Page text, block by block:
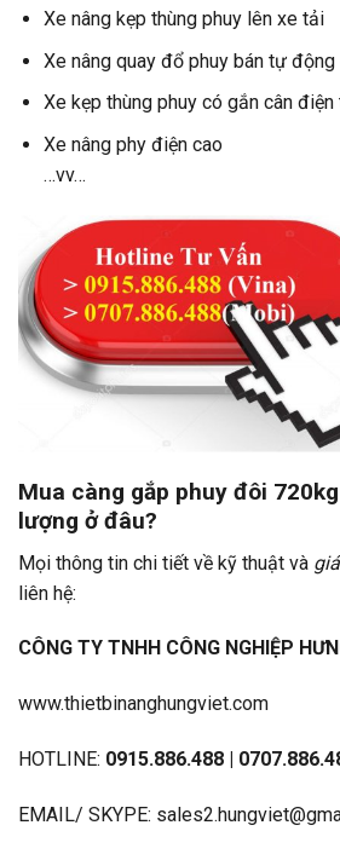
Xe nâng kẹp thùng phuy lên xe tải
Xe nâng quay đổ phuy bán tự động
Xe kẹp thùng phuy có gắn cân điện
Xe nâng phy điện cao
…vv…
Mua càng gắp phuy đôi
lượng ở đâu?
Mọi thông tin chi tiết về kỹ thuật và
liên hệ:
CÔNG TY TNHH CÔNG NGHIỆP
www.thietbinanghungviet.com
HOTLINE: 0915.886.488 |
EMAIL/ SKYPE: